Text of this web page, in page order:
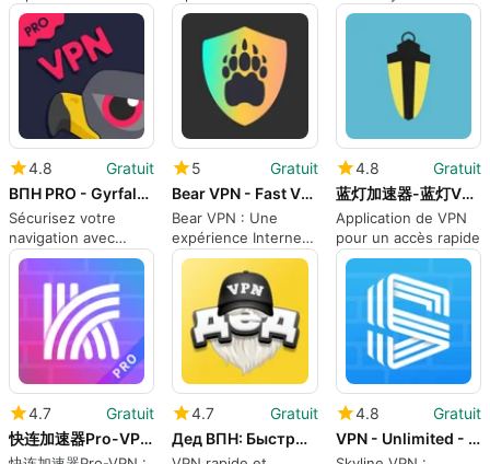
Ligne
4.8
Gratuit
ВПН PRO - Gyrfalcon VPN PRO
Sécurisez votre
navigation avec
Gyrfalcon VPN PRO
5
Gratuit
Bear VPN - Fast VPN Proxy
Bear VPN : Une
expérience Internet
révolutionnaire
4.8
Gratuit
蓝灯加速器-蓝灯VPN
Application de VPN
pour un accès rapide
4.7
Gratuit
快连加速器Pro-VPN海外加速器
4.7
Gratuit
Дед ВПН: Быстрый Proxy VPN
4.8
Gratuit
VPN - Unlimited - Skyline VPN